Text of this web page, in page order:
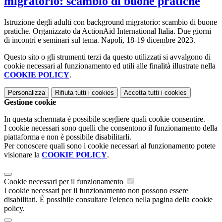
Istruzione degli adulti con background migratorio: scambio di buone
pratiche. Organizzato da ActionAid International Italia. Due giorni
di incontri e seminari sul tema. Napoli, 18-19 dicembre 2023.
Questo sito o gli strumenti terzi da questo utilizzati si avvalgono di
cookie necessari al funzionamento ed utili alle finalità illustrate nella
COOKIE POLICY.
Personalizza Rifiuta tutti i cookies Accetta tutti i cookies
Gestione cookie
In questa schermata è possibile scegliere quali cookie consentire.
I cookie necessari sono quelli che consentono il funzionamento della
piattaforma e non è possibile disabilitarli.
Per conoscere quali sono i cookie necessari al funzionamento potete
visionare la COOKIE POLICY.
Cookie necessari per il funzionamento
I cookie necessari per il funzionamento non possono essere
disabilitati. È possibile consultare l'elenco nella pagina della cookie
policy.